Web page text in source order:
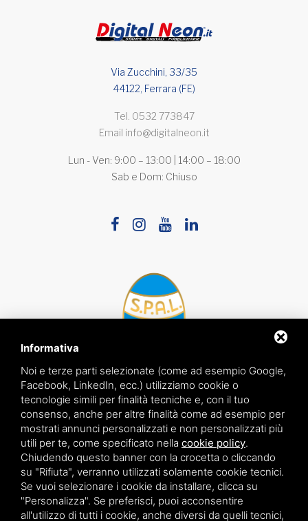
Via Zucchini, 33/35
44122, Ferrara (FE)
Tel. 0532 773847
Email info@digitalneon.it
Lun - Ven: 9:00 – 13:00 | 14:00 – 18:00
Sab e Dom: Chiuso
Copyright ©2026| Digital Neon S.r.l 2020 | P.IVA 01568240384
Questo sito è protetto da Google reCAPTCHA v3, Privacy PolicyeTerms of Service
di Google.
Informativa
Noi e terze parti selezionate (come ad esempio Google,
Facebook, LinkedIn, ecc.) utilizziamo cookie o
tecnologie simili per finalità tecniche e, con il tuo
consenso, anche per altre finalità come ad esempio per
mostrati annunci personalizzati e non personalizzati più
utili per te, come specificato nella cookie policy.
Chiudendo questo banner con la crocetta o cliccando
su "Rifiuta", verranno utilizzati solamente cookie tecnici.
Se vuoi selezionare i cookie da installare, clicca su
"Personalizza". Se preferisci, puoi acconsentire
all'utilizzo di tutti i cookie, anche diversi da quelli tecnici,